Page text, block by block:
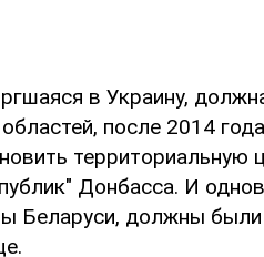
в Украину,
после 2014
территориальную
Донбасса. И
Беларуси, должны